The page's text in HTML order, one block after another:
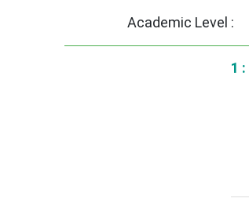
Academic Level :
1 :